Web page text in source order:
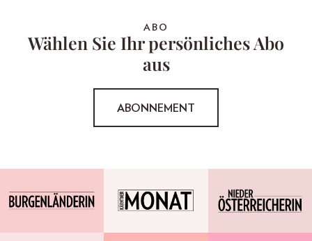
ABO
Wählen Sie Ihr persönliches Abo
aus
ABONNEMENT